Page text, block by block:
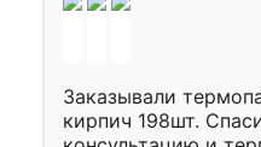
Заказывали
кирпич 198шт.